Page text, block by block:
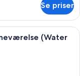
Se priser
med en stor seng,
(Water